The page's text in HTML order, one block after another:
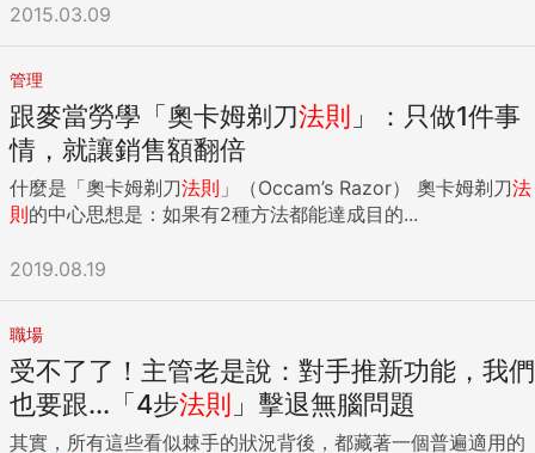
2015.03.09
管理
跟麥當勞學「奧卡姆剃刀法則 」：只做1件事
情，就讓銷售額翻倍
什麼是「奧卡姆剃刀法則 」（Occam’s Razor） 奧卡姆剃刀法
則的中心思想是：如果有2種方法都能達成目的...
2019.08.19
職場
受不了了！主管老是說：對手推新功能，我們
也要跟...「4步法則 」擊退無腦問題
其實，所有這些看似棘手的狀況背後，都藏著一個普遍適用的